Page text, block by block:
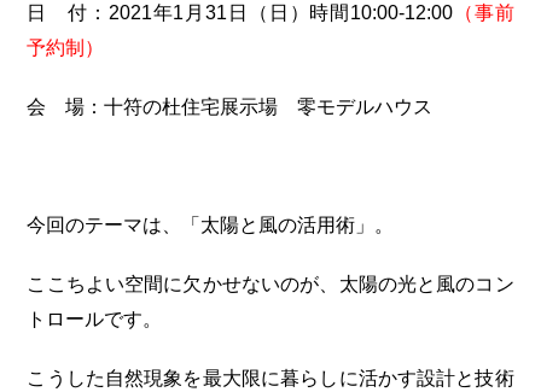
日 付：2021年1月31日（日）時間10:00-12:00 （事前
予約制）
会 場：十符の杜住宅展示場 零モデルハウス
今回のテーマは、「太陽と風の活用術」。
ここちよい空間に欠かせないのが、太陽の光と風のコン
トロールです。
こうした自然現象を最大限に暮らしに活かす設計と技術